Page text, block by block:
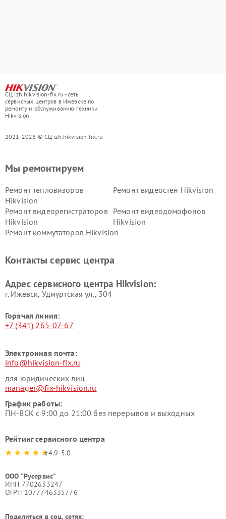
СЦ izh.hikvision-fix.ru - сеть
сервисных центров в Ижевске по
ремонту и обслуживанию техники
Hikvision
2021-2026 © СЦ izh.hikvision-fix.ru
Мы ремонтируем
Ремонт тепловизоров
Hikvision
Ремонт видеостен Hikvision
Ремонт видеорегистраторов
Hikvision
Ремонт видеодомофонов
Hikvision
Ремонт коммутаторов Hikvision
Контакты сервис центра
Адрес сервисного центра Hikvision:
г. Ижевск, Удмуртская ул., 304
Горячая линия:
+7 (341) 265-07-67
Электронная почта:
info@hikvision-fix.ru
для юридических лиц
manager@fix-hikvision.ru
График работы:
ПН-ВСК с 9:00 до 21:00 без перерывов и выходных
Рейтинг сервисного центра
4.9-5.0
ООО "Русервис"
ИНН 7702633247
ОГРН 1077746335776
Поделиться в соц. сетях: